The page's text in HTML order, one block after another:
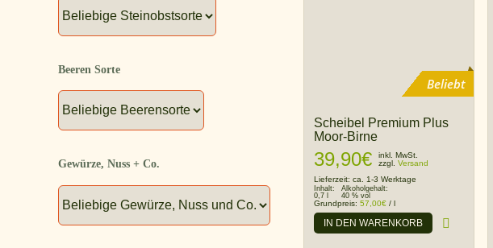
Beeren Sorte
Gewürze, Nuss + Co.
Beliebt
Scheibel Premium Plus
Moor-Birne
39,90€
inkl. MwSt.
zzgl. Versand
Lieferzeit: ca. 1-3 Werktage
Inhalt:
0,7 l
Alkoholgehalt:
40 % vol
Grundpreis: 57,00€ / l
IN DEN WARENKORB